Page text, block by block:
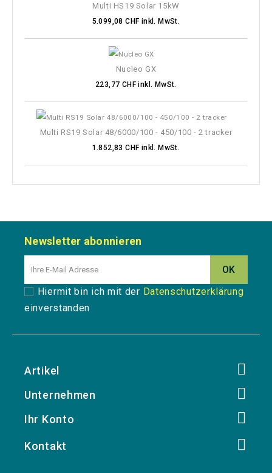
Multi HS19 Solar 15kW
5.099,08 CHF inkl. MwSt.
Nucleo GX
223,77 CHF inkl. MwSt.
Multi RS19 Solar 48/6000/100 - 450/100 - 2 tracker
1.852,83 CHF inkl. MwSt.
Newsletter abonnieren
Hiermit bin ich mit der Datenschutzerklärung
einverstanden
Artikel
Unternehmen
Ihr Konto
Kontakt